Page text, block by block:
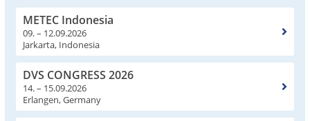
METEC Indonesia
09. – 12.09.2026
Jarkarta, Indonesia
DVS CONGRESS 2026
14. – 15.09.2026
Erlangen, Germany